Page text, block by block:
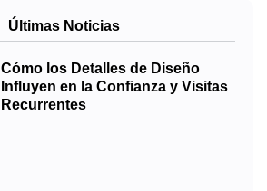
Últimas Noticias
Cómo los Detalles de Diseño
Influyen en la Confianza y Visitas
Recurrentes